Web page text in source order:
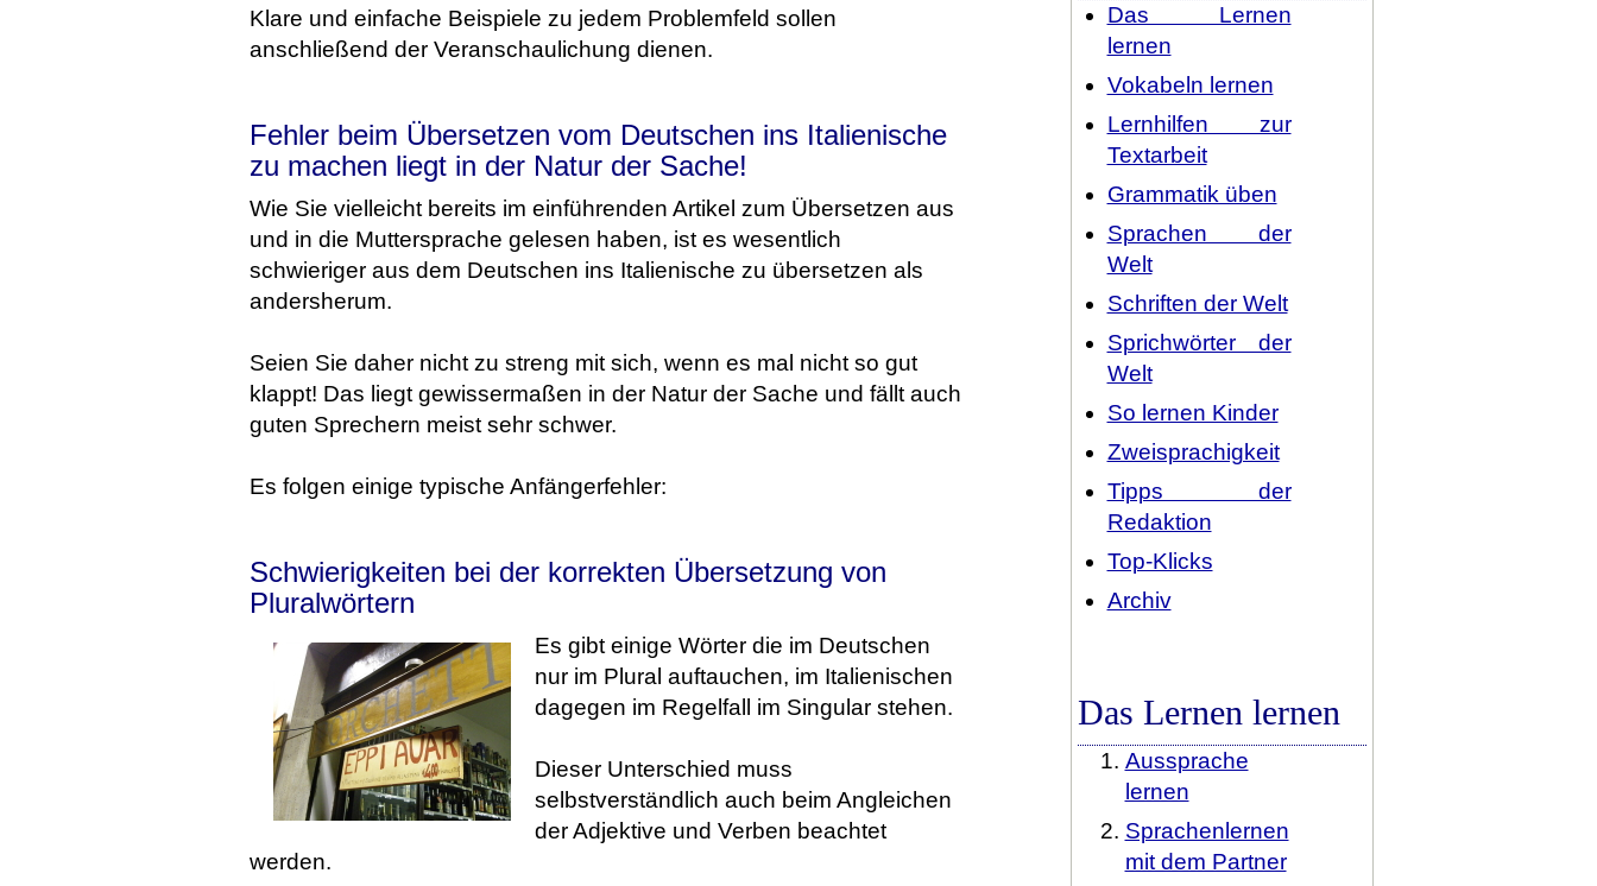
Klare und einfache Beispiele zu jedem Problemfeld sollen
anschließend der Veranschaulichung dienen.
Fehler beim Übersetzen vom Deutschen ins Italienische
zu machen liegt in der Natur der Sache!
Wie Sie vielleicht bereits im einführenden Artikel zum Übersetzen aus
und in die Muttersprache gelesen haben, ist es wesentlich
schwieriger aus dem Deutschen ins Italienische zu übersetzen als
andersherum.
Seien Sie daher nicht zu streng mit sich, wenn es mal nicht so gut
klappt! Das liegt gewissermaßen in der Natur der Sache und fällt auch
guten Sprechern meist sehr schwer.
Es folgen einige typische Anfängerfehler:
Schwierigkeiten bei der korrekten Übersetzung von
Pluralwörtern
Es gibt einige Wörter die im Deutschen
nur im Plural auftauchen, im Italienischen
dagegen im Regelfall im Singular stehen.
Dieser Unterschied muss
selbstverständlich auch beim Angleichen
der Adjektive und Verben beachtet
werden.
Das Lernen
lernen
Vokabeln lernen
Lernhilfen zur
Textarbeit
Grammatik üben
Sprachen der
Welt
Schriften der Welt
Sprichwörter der
Welt
So lernen Kinder
Zweisprachigkeit
Tipps der
Redaktion
Top-Klicks
Archiv
Das Lernen lernen
Aussprache
lernen
Sprachenlernen
mit dem Partner